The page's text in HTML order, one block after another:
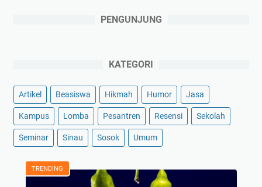
PENGUNJUNG
KATEGORI
Artikel Beasiswa Hikmah Humor Jasa
Kampus Lomba Pesantren Resensi Sekolah
Seminar Sinau Sosok Umum
TRENDING